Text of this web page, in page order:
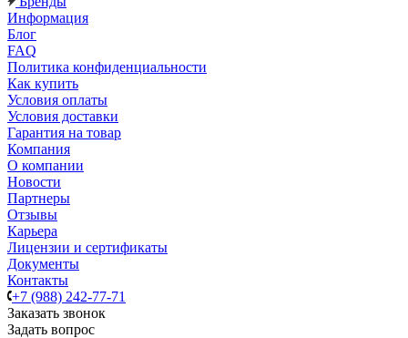
Информация
Блог
FAQ
Политика конфиденциальности
Как купить
Условия оплаты
Условия доставки
Гарантия на товар
Компания
О компании
Новости
Партнеры
Отзывы
Карьера
Лицензии и сертификаты
Документы
Контакты
+7 (988) 242-77-71
Заказать звонок
Задать вопрос